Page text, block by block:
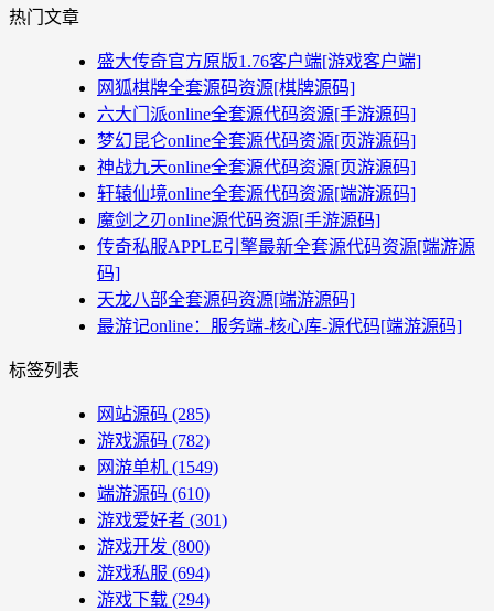
热门文章
盛大传奇官方原版1.76客户端[游戏客户端]
网狐棋牌全套源码资源[棋牌源码]
六大门派online全套源代码资源[手游源码]
梦幻昆仑online全套源代码资源[页游源码]
神战九天online全套源代码资源[页游源码]
轩辕仙境online全套源代码资源[端游源码]
魔剑之刃online源代码资源[手游源码]
传奇私服APPLE引擎最新全套源代码资源[端游源
码]
天龙八部全套源码资源[端游源码]
最游记online：服务端-核心库-源代码[端游源码]
标签列表
网站源码 (285)
游戏源码 (782)
网游单机 (1549)
端游源码 (610)
游戏爱好者 (301)
游戏开发 (800)
游戏私服 (694)
游戏下载 (294)